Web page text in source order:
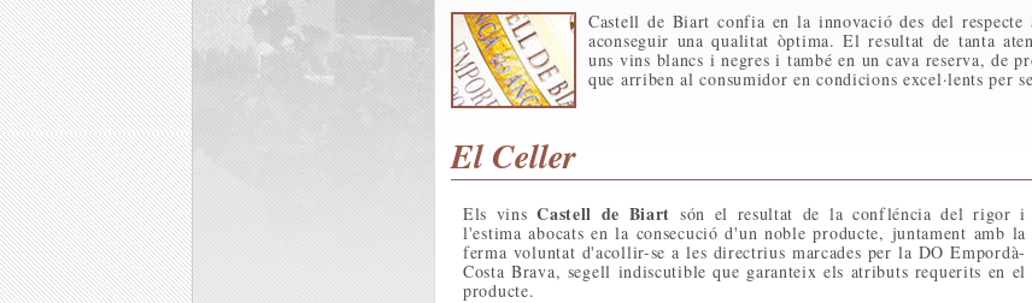
Castell de Biart confia en la innovació des del
aconseguir una qualitat òptima. El resultat de tanta
uns vins blancs i negres i també en un cava reserva, de
que arriben al consumidor en condicions excel·lents per
El Celler
Els vinsCastell de Biart són el resultat de la confléncia del rigor i
l'estima abocats en la consecució d'un noble producte, juntament amb la
ferma voluntat d'acollir-se a les directrius marcades per la DO Empordà-
Costa Brava, segell indiscutible que garanteix els atributs requerits en el
producte.